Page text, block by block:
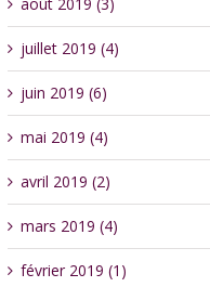
juillet 2019 (4)
juin 2019 (6)
mai 2019 (4)
avril 2019 (2)
mars 2019 (4)
février 2019 (1)